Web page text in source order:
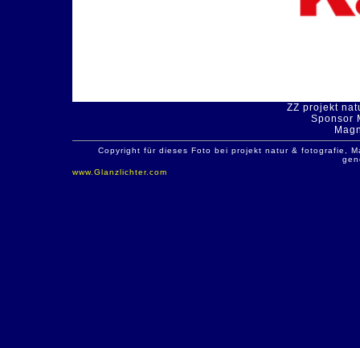
ZZ projekt
Sponsor
Copyright für dieses Foto bei projekt natur & fotografie,
www.Glanzlichter.com